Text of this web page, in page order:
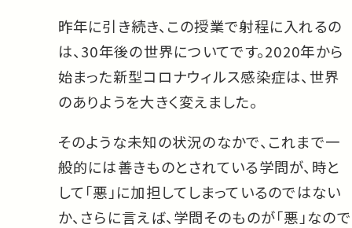
昨年に引き続き、この授業で射程に入れるの
は、30年後の世界についてです。2020年から
始まった新型コロナウィルス感染症は、世界
のありようを大きく変えました。
そのような未知の状況のなかで、これまで一
般的には善きものとされている学問が、時と
して「悪」に加担してしまっているのではない
か、さらに言えば、学問そのものが「悪」なので